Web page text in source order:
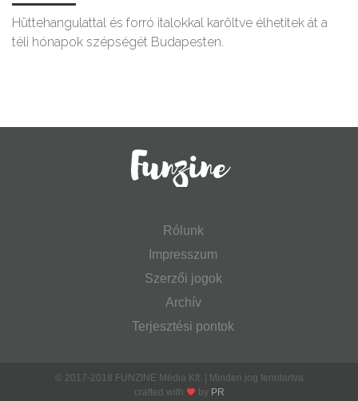
Hüttehangulattal és forró italokkal karöltve élhetitek át a
téli hónapok szépségét Budapesten.
Rólunk
Impresszum
Szerzői jogok
Archív
Terjesztési pontok
© 2017-2018 FUNZINE Média Kft. | Minden jog fenntartva
crafted with
by PR